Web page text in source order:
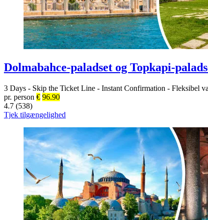
Dolmabahce-paladset og Topkapi-
3 Days - Skip the Ticket Line - Instant Confirmation - Fleksibel
pr. person € 96.90
4.7 (538)
Tjek tilgængelighed